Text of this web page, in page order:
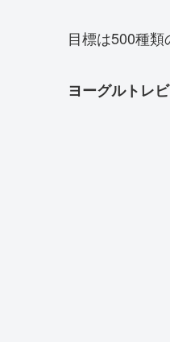
目標は500種類
ヨーグルトレ